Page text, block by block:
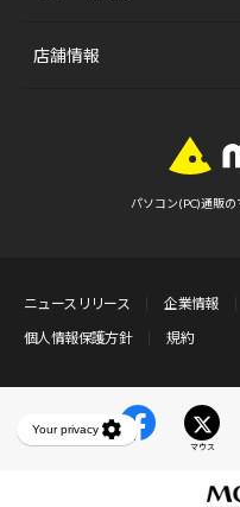
店舗情報
パソコン(PC)通販の
ニュースリリース 企業情報
個人情報保護方針
規約
マウス